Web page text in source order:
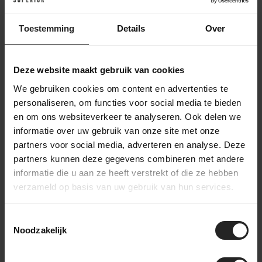
Toestemming Details Over
Deze website maakt gebruik van cookies
We gebruiken cookies om content en advertenties te
personaliseren, om functies voor social media te bieden
en om ons websiteverkeer te analyseren. Ook delen we
informatie over uw gebruik van onze site met onze
partners voor social media, adverteren en analyse. Deze
partners kunnen deze gegevens combineren met andere
informatie die u aan ze heeft verstrekt of die ze hebben
verzameld op basis van uw gebruik van hun services.
Noodzakelijk
ausgewählten Produkte. Sobald alles bereit ist,
montieren wir gegebenenfalls das Fahrrad oder die
verpackt und versendet. Du erhältst einen Track &
Trace-Code, um die Lieferung zu verfolgen. Hast du
dich für einen individuellen Aufbau entschieden?
Dann halten wir dich über den gesamten
Aufbauprozess auf dem Laufenden – von der
Rahmenselektion bis zur Endmontage – damit du
genau weißt, wann dein einzigartiges Fahrrad fertig
ist.